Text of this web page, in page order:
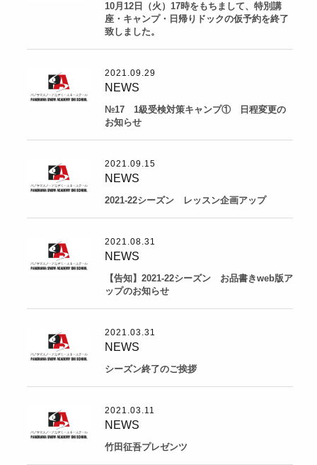
10月12日（火）17時をもちまして、特別講
座・キャンプ・日帰りドックの仮予約を終了
致しました。
2021.09.29
NEWS
№17 1級受検対策キャンプ① 日程変更の
お知らせ
2021.09.15
NEWS
2021-22シーズン レッスン企画アップ
2021.08.31
NEWS
【告知】2021-22シーズン お品書きweb版ア
ップのお知らせ
2021.03.31
NEWS
シーズン終了のご挨拶
2021.03.11
NEWS
竹田征吾プレゼンツ